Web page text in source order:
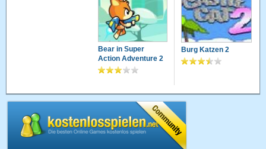
Bear in Super
Action Adventure 2
Burg Katzen 2